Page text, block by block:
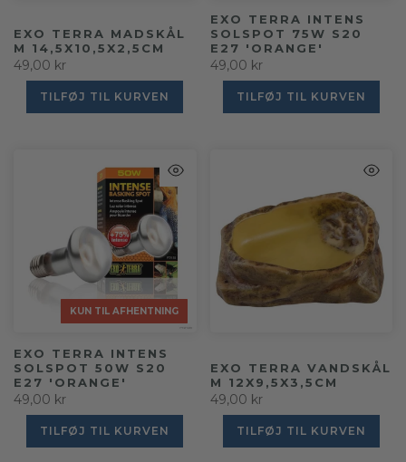
EXO TERRA MADSKÅL
M 14,5X10,5X2,5CM
49,00 kr
TILFØJ TIL KURVEN
EXO TERRA INTENS
SOLSPOT 75W S20
E27 'ORANGE'
49,00 kr
TILFØJ TIL KURVEN
KUN TIL AFHENTNING
KUN TIL AFHENTNING
KUN TIL AFHENTNING
KUN TIL AFHENTNING
KUN TIL AFHENTNING
KUN TIL AFHENTNING
KUN TIL AFHENTNING
KUN TIL AFHENTNING
KUN TIL AFHENTNING
KUN TIL AFHENTNING
KUN TIL AFHENTNING
KUN TIL AFHENTNING
KUN TIL AFHENTNING
KUN TIL AFHENTNING
KUN TIL AFHENTNING
KUN TIL AFHENTNING
KUN TIL AFHENTNING
KUN TIL AFHENTNING
KUN TIL AFHENTNING
KUN TIL AFHENTNING
KUN TIL AFHENTNING
KUN TIL AFHENTNING
KUN TIL AFHENTNING
EXO TERRA INTENS
SOLSPOT 50W S20
E27 'ORANGE'
49,00 kr
TILFØJ TIL KURVEN
EXO TERRA VANDSKÅL
M 12X9,5X3,5CM
49,00 kr
TILFØJ TIL KURVEN